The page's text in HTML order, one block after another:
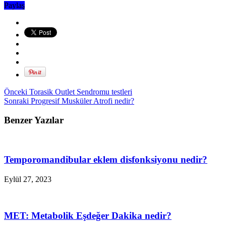
Paylaş
Önceki Torasik Outlet Sendromu testleri
Sonraki Progresif Musküler Atrofi nedir?
Benzer Yazılar
Temporomandibular eklem disfonksiyonu nedir?
Eylül 27, 2023
MET: Metabolik Eşdeğer Dakika nedir?